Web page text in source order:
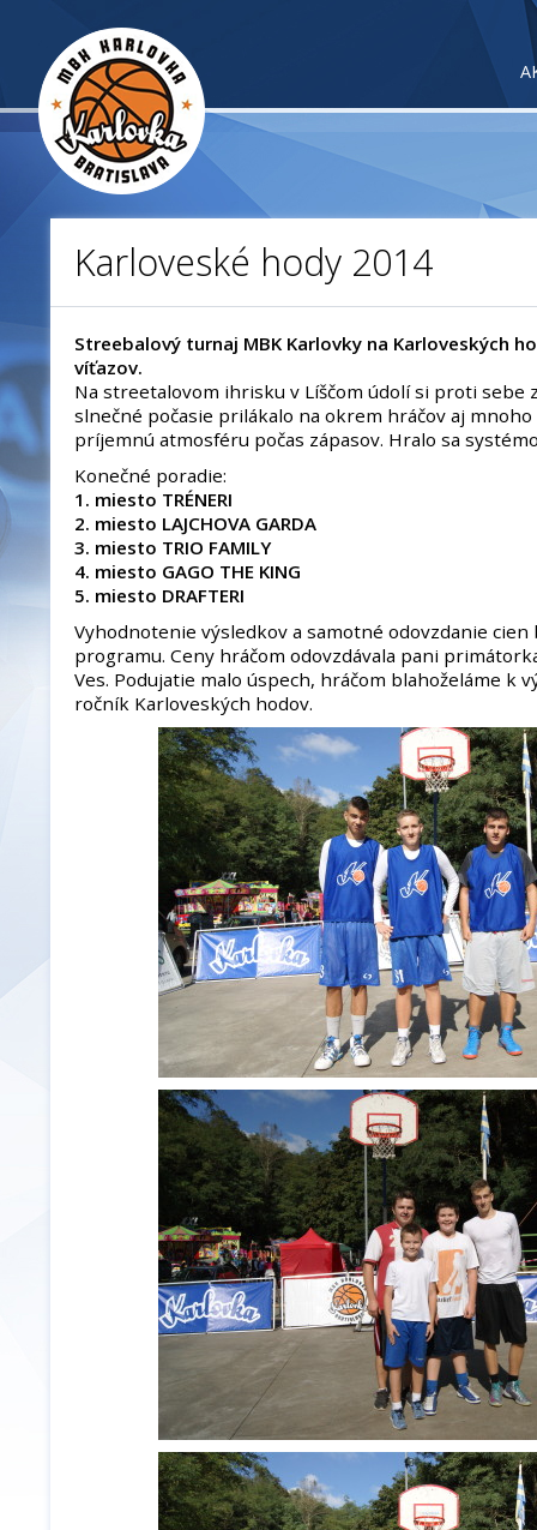
Karloveské hody 2014
Streebalový turnaj MBK Karlovky na Karloveských
víťazov.
Na streetalovom ihrisku v Líščom údolí si proti sebe
slnečné počasie prilákalo na okrem hráčov aj
príjemnú atmosféru počas zápasov. Hralo sa
Konečné poradie:
1. miesto TRÉNERI
2. miesto LAJCHOVA GARDA
3. miesto TRIO FAMILY
4. miesto GAGO THE KING
5. miesto DRAFTERI
Vyhodnotenie výsledkov a samotné odovzdanie
programu. Ceny hráčom odovzdávala pani
Ves. Podujatie malo úspech, hráčom blahoželáme k
ročník Karloveských hodov.